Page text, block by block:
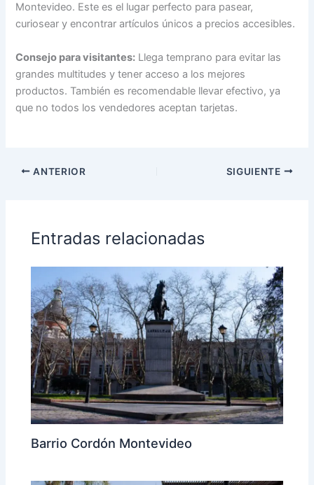
Montevideo. Este es el lugar perfecto para pasear,
curiosear y encontrar artículos únicos a precios accesibles.
Consejo para visitantes: Llega temprano para evitar las
grandes multitudes y tener acceso a los mejores
productos. También es recomendable llevar efectivo, ya
que no todos los vendedores aceptan tarjetas.
ANTERIOR SIGUIENTE
Entradas relacionadas
Barrio Cordón Montevideo